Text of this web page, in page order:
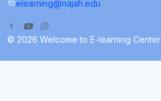
elearning@najah.edu
© 2026 Welcome to E-learning Center